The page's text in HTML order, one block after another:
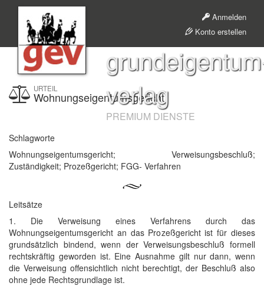
Anmelden
Konto erstellen
verlag
PREMIUM DIENSTE
URTEIL
Wohnungseigentumsgericht
Schlagworte
Wohnungseigentumsgericht; Verweisungsbeschluß;
Zuständigkeit; Prozeßgericht; FGG- Verfahren
Leitsätze
1. Die Verweisung eines Verfahrens durch das
Wohnungseigentumsgericht an das Prozeßgericht ist für dieses
grundsätzlich bindend, wenn der Verweisungsbeschluß formell
rechtskräftig geworden ist. Eine Ausnahme gilt nur dann, wenn
die Verweisung offensichtlich nicht berechtigt, der Beschluß also
ohne jede Rechtsgrundlage ist.